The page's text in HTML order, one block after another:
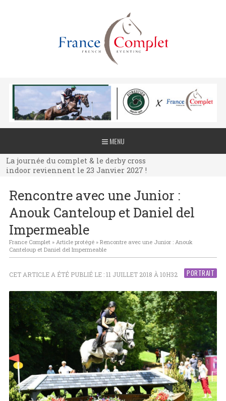
MENU
La journée du complet & le derby cross
indoor reviennent le 23 Janvier 2027 !
La journée du complet & le derby cross
indoor reviennent le 23 Janvier 2027 !
indoor reviennent le 23 Janvier 2027 !
Rencontre avec une Junior :
Anouk Canteloup et Daniel del
Impermeable
France Complet» Article protégé» Rencontre avec une Junior : Anouk
Canteloup et Daniel del Impermeable
PORTRAIT
CET ARTICLE A ÉTÉ PUBLIÉ LE : 11 JUILLET 2018 À 10H32